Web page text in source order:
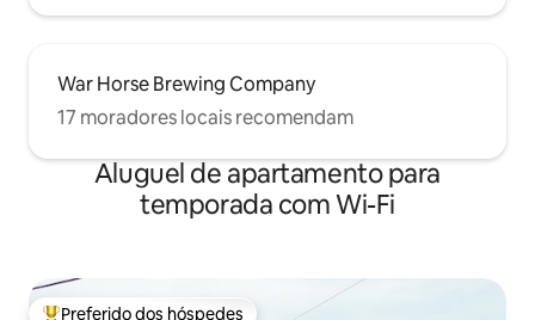
War Horse Brewing Company
17 moradores locais recomendam
Aluguel de apartamento para
temporada com Wi-Fi
Preferido dos hóspedes